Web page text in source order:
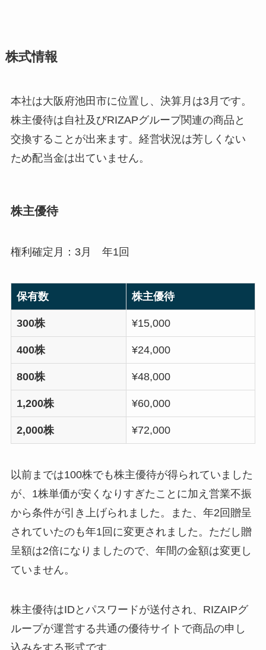
株式情報
本社は大阪府池田市に位置し、決算月は3月です。
株主優待は自社及びRIZAPグループ関連の商品と
交換することが出来ます。経営状況は芳しくない
ため配当金は出ていません。
株主優待
権利確定月：3月 年1回
保有数 株主優待
300株 ¥15,000
400株 ¥24,000
800株 ¥48,000
1,200株 ¥60,000
2,000株 ¥72,000
以前までは100株でも株主優待が得られていました
が、1株単価が安くなりすぎたことに加え営業不振
から条件が引き上げられました。また、年2回贈呈
されていたのも年1回に変更されました。ただし贈
呈額は2倍になりましたので、年間の金額は変更し
ていません。
株主優待はIDとパスワードが送付され、RIZAIPグ
ループが運営する共通の優待サイトで商品の申し